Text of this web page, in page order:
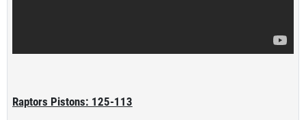
Raptors Pistons: 125-113